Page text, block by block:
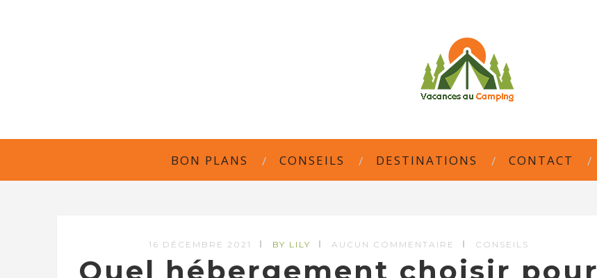
BON PLANS CONSEILS DESTINATIONS CONTACT
16 DÉCEMBRE 2021 BY LILY AUCUN COMMENTAIRE CONSEILS
Quel hébergement choisir pour